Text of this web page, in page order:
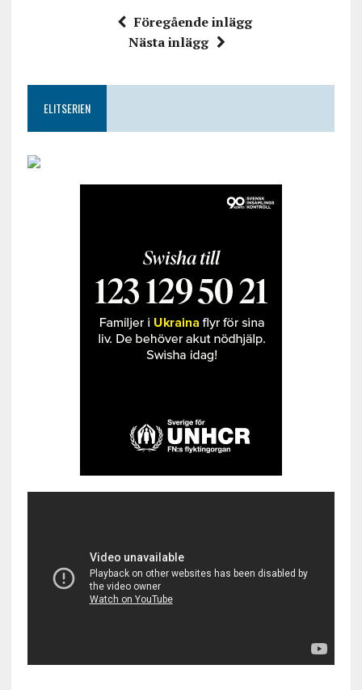
Föregående inlägg
Nästa inlägg
ELITSERIEN